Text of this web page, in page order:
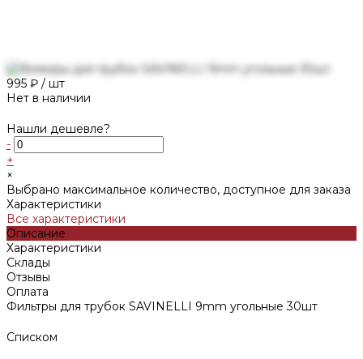
995 ₽ / шт
Нет в наличии
Нашли дешевле?
-
+
×
Выбрано максимальное количество, доступное для заказа
Характеристики
Все характеристики
Описание
Характеристики
Склады
Отзывы
Оплата
Фильтры для трубок SAVINELLI 9mm угольные 30шт
Списком